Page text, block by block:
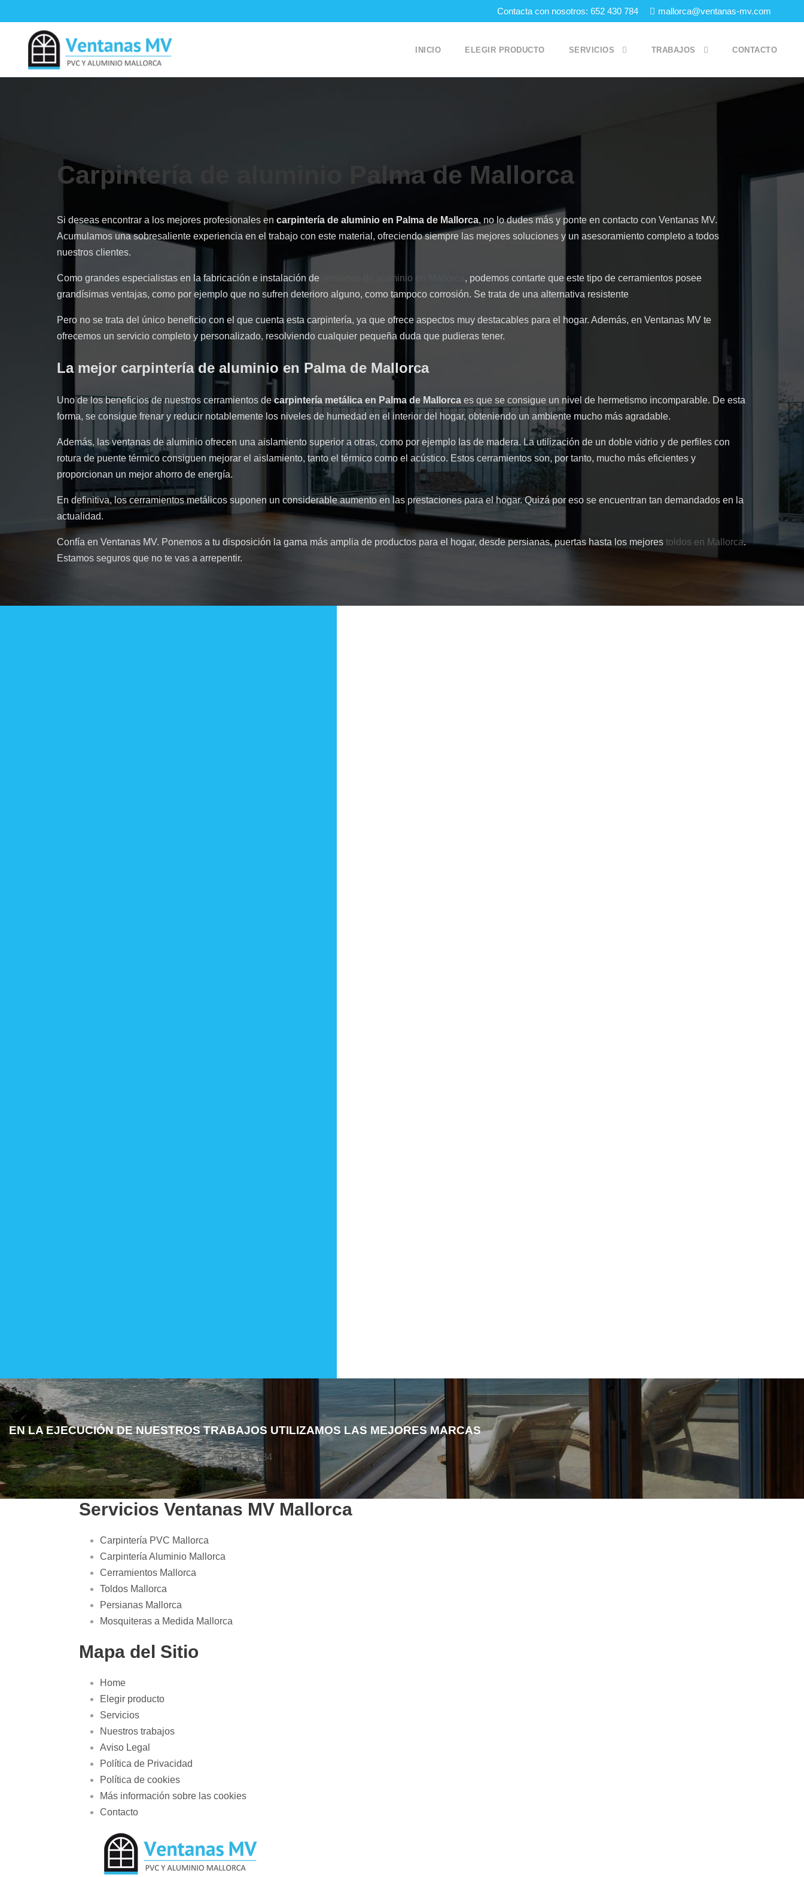
Contacta con nosotros: 652 430 784 mallorca@ventanas-mv.com
INICIO ELEGIR PRODUCTO SERVICIOS TRABAJOS CONTACTO
Carpintería de aluminio Palma de Mallorca
Si deseas encontrar a los mejores profesionales en carpintería de aluminio en Palma de Mallorca, no lo dudes más y ponte en contacto con Ventanas MV.
Acumulamos una sobresaliente experiencia en el trabajo con este material, ofreciendo siempre las mejores soluciones y un asesoramiento completo a todos
nuestros clientes.
Como grandes especialistas en la fabricación e instalación de ventanas de aluminio en Mallorca , podemos contarte que este tipo de cerramientos posee
grandísimas ventajas, como por ejemplo que no sufren deterioro alguno, como tampoco corrosión. Se trata de una alternativa resistente
Pero no se trata del único beneficio con el que cuenta esta carpintería, ya que ofrece aspectos muy destacables para el hogar. Además, en Ventanas MV te
ofrecemos un servicio completo y personalizado, resolviendo cualquier pequeña duda que pudieras tener.
La mejor carpintería de aluminio en Palma de Mallorca
Uno de los beneficios de nuestros cerramientos decarpintería metálica en Palma de Mallorca es que se consigue un nivel de hermetismo incomparable. De esta
forma, se consigue frenar y reducir notablemente los niveles de humedad en el interior del hogar, obteniendo un ambiente mucho más agradable.
Además, las ventanas de aluminio ofrecen una aislamiento superior a otras, como por ejemplo las de madera. La utilización de un doble vidrio y de perfiles con
rotura de puente térmico consiguen mejorar el aislamiento, tanto el térmico como el acústico. Estos cerramientos son, por tanto, mucho más eficientes y
proporcionan un mejor ahorro de energía.
En definitiva, los cerramientos metálicos suponen un considerable aumento en las prestaciones para el hogar. Quizá por eso se encuentran tan demandados en la
actualidad.
Confía en Ventanas MV. Ponemos a tu disposición la gama más amplia de productos para el hogar, desde persianas, puertas hasta los mejores toldos en Mallorca.
Estamos seguros que no te vas a arrepentir.
EN LA EJECUCIÓN DE NUESTROS TRABAJOS UTILIZAMOS LAS MEJORES MARCAS
652 430 784
Servicios Ventanas MV Mallorca
Carpintería PVC Mallorca
Carpintería Aluminio Mallorca
Cerramientos Mallorca
Toldos Mallorca
Persianas Mallorca
Mosquiteras a Medida Mallorca
Mapa del Sitio
Home
Elegir producto
Servicios
Nuestros trabajos
Aviso Legal
Política de Privacidad
Política de cookies
Más información sobre las cookies
Contacto